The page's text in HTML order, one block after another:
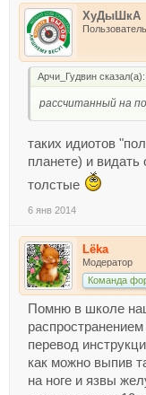
ХуДыШкА
Пользователь
Арчи_Гудвин сказал(а):
рассчитанный на
таких идиотов
планете) и видать
толстые
6 янв 2014
Lёka
Модератор
Команда
Помню в школе
перевод
как можно выпив
на ноге и язвы